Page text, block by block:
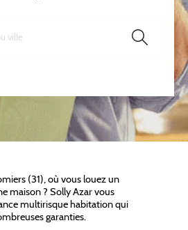
(31), où vous louez un
maison ? Solly Azar vous
multirisque habitation qui
garanties.